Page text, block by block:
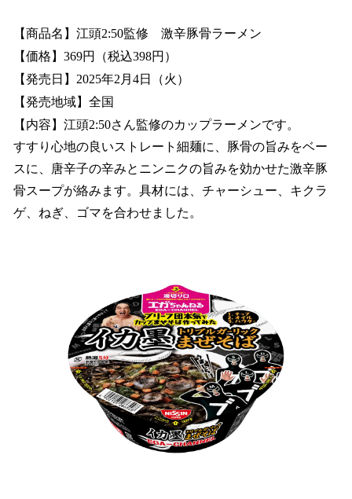
【商品名】江頭2:50監修 激辛豚骨ラーメン
【価格】369円（税込398円）
【発売日】2025年2月4日（火）
【発売地域】全国
【内容】江頭2:50さん監修のカップラーメンです。
すすり心地の良いストレート細麺に、豚骨の旨みをベー
スに、唐辛子の辛みとニンニクの旨みを効かせた激辛豚
骨スープが絡みます。具材には、チャーシュー、キクラ
ゲ、ねぎ、ゴマを合わせました。